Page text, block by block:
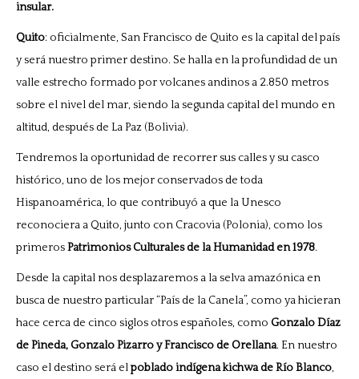
insular.
Quito: oficialmente, San Francisco de Quito es la capital del país
y será nuestro primer destino. Se halla en la profundidad de un
valle estrecho formado por volcanes andinos a 2.850 metros
sobre el nivel del mar, siendo la segunda capital del mundo en
altitud, después de La Paz (Bolivia).
Tendremos la oportunidad de recorrer sus calles y su casco
histórico, uno de los mejor conservados de toda
Hispanoamérica, lo que contribuyó a que la Unesco
reconociera a Quito, junto con Cracovia (Polonia), como los
primerosPatrimonios Culturales de la Humanidad en 1978.
Desde la capital nos desplazaremos a la selva amazónica en
busca de nuestro particular “País de la Canela”, como ya hicieran
hace cerca de cinco siglos otros españoles, como Gonzalo Díaz
de Pineda, Gonzalo Pizarro y Francisco de Orellana. En nuestro
caso el destino será elpoblado indígena kichwa de Río Blanco,